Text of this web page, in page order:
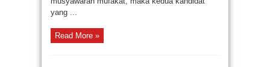
yang ...
Read More »